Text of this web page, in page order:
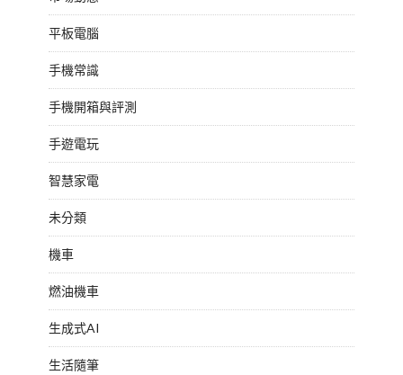
平板電腦
手機常識
手機開箱與評測
手遊電玩
智慧家電
未分類
機車
燃油機車
生成式AI
生活隨筆